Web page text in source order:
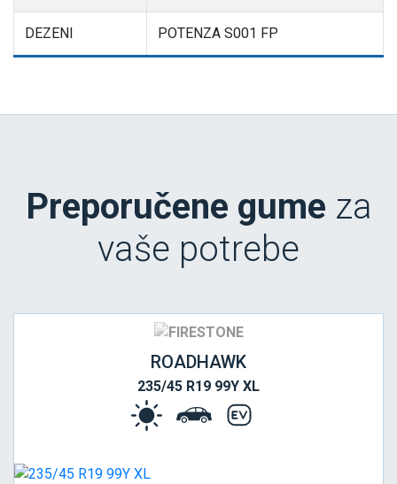
DEZENI POTENZA S001 FP
Preporučene gume za
vaše potrebe
ROADHAWK
235/45 R19 99Y XL